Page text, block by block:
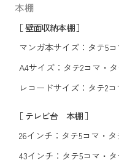
本棚
［ 壁面収納本棚 ］
マンガ本サイズ： タテ5
A4サイズ： タテ2コマ ・
レコードサイズ： タテ2コ
［ テレビ台 本棚 ］
26インチ： タテ5コマ ・
43インチ： タテ5コマ ・